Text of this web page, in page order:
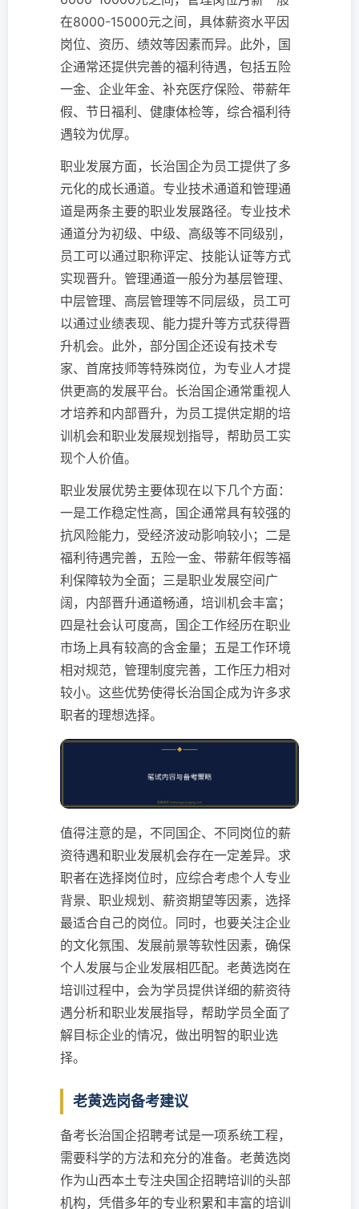
在8000-15000元之间，具体薪资水平因
岗位、资历、绩效等因素而异。此外，国
企通常还提供完善的福利待遇，包括五险
一金、企业年金、补充医疗保险、带薪年
假、节日福利、健康体检等，综合福利待
遇较为优厚。
职业发展方面，长治国企为员工提供了多
元化的成长通道。专业技术通道和管理通
道是两条主要的职业发展路径。专业技术
通道分为初级、中级、高级等不同级别，
员工可以通过职称评定、技能认证等方式
实现晋升。管理通道一般分为基层管理、
中层管理、高层管理等不同层级，员工可
以通过业绩表现、能力提升等方式获得晋
升机会。此外，部分国企还设有技术专
家、首席技师等特殊岗位，为专业人才提
供更高的发展平台。长治国企通常重视人
才培养和内部晋升，为员工提供定期的培
训机会和职业发展规划指导，帮助员工实
现个人价值。
职业发展优势主要体现在以下几个方面：
一是工作稳定性高，国企通常具有较强的
抗风险能力，受经济波动影响较小；二是
福利待遇完善，五险一金、带薪年假等福
利保障较为全面；三是职业发展空间广
阔，内部晋升通道畅通，培训机会丰富；
四是社会认可度高，国企工作经历在职业
市场上具有较高的含金量；五是工作环境
相对规范，管理制度完善，工作压力相对
较小。这些优势使得长治国企成为许多求
职者的理想选择。
值得注意的是，不同国企、不同岗位的薪
资待遇和职业发展机会存在一定差异。求
职者在选择岗位时，应综合考虑个人专业
背景、职业规划、薪资期望等因素，选择
最适合自己的岗位。同时，也要关注企业
的文化氛围、发展前景等软性因素，确保
个人发展与企业发展相匹配。老黄选岗在
培训过程中，会为学员提供详细的薪资待
遇分析和职业发展指导，帮助学员全面了
解目标企业的情况，做出明智的职业选
择。
老黄选岗备考建议
备考长治国企招聘考试是一项系统工程，
需要科学的方法和充分的准备。老黄选岗
作为山西本土专注央国企招聘培训的头部
机构，凭借多年的专业积累和丰富的培训